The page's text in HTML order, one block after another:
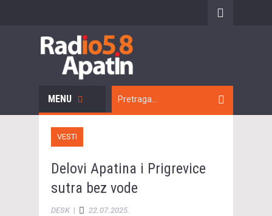
MENU
VESTI
Delovi Apatina i Prigrevice
sutra bez vode
DESK| 22.07.2025.